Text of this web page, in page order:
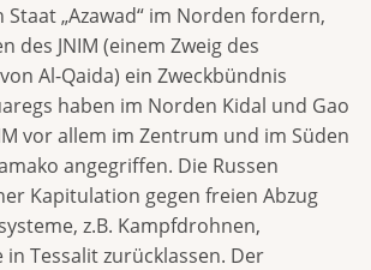
Staat „Azawad“ im Norden fordern,
des JNIM (einem Zweig des
Al-Qaida) ein Zweckbündnis
haben im Norden Kidal und Gao
vor allem im Zentrum und im Süden
angegriffen. Die Russen
Kapitulation gegen freien Abzug
z.B. Kampfdrohnen,
Tessalit zurücklassen. Der